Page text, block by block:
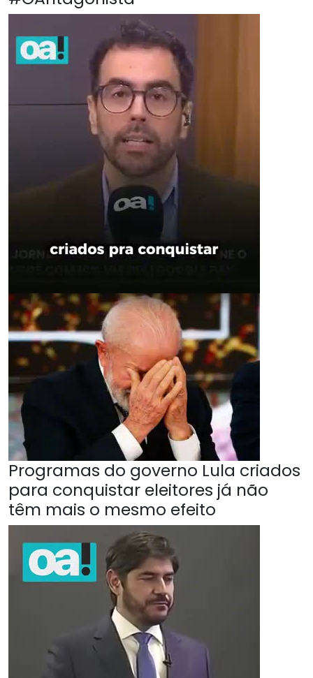
Programas do governo Lula criados
para conquistar eleitores já não
têm mais o mesmo efeito